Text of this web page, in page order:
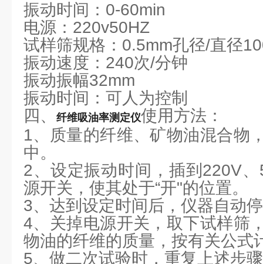
振动时间：0-60min
电源：220v50HZ
试样筛规格：0.5mm孔径/直径
振动速度：240次/分钟
振动振幅32mm
振动时间：可人为控制
四、
纤维吸油率测定仪使用方法：
1、质量的纤维、矿物油混合物
中。
2、设定振动时间，插到220V
源开关，使其处于“开"的位置。
3、达到设定时间后，仪器自动
4、关掉电源开关，取下试样筛
物油的纤维的质量，按有关公式
5、做二次试验时，重复上述步